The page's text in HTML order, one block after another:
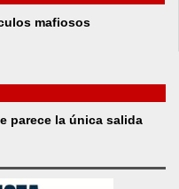
mafiosos
parece la única salida